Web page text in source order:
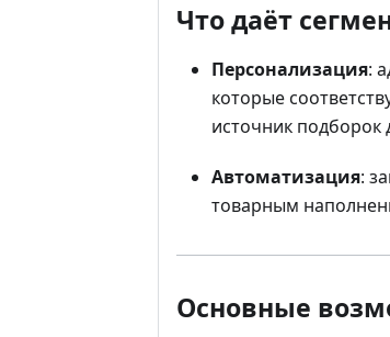
Что даёт
Персонализация:
которые
источник подборок
Автоматизация:
товарным
Основные